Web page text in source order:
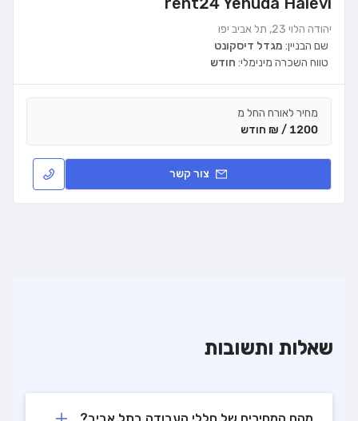
יהודה הלוי 23, תל אביב יפו
שם הבניין: מגדל דיסקונט
טווח השכרה מינימלי: חודש
מחיר לאורח החל מ
1200 / ₪ חודש
צור קשר
שאלות ותשובות